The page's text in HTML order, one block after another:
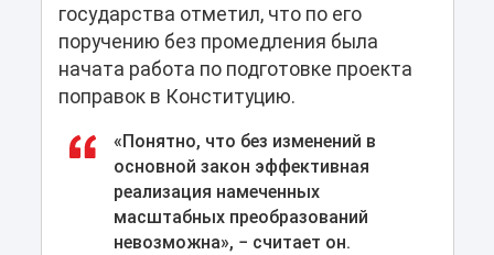
государства отметил, что по его
поручению без промедления была
начата работа по подготовке проекта
поправок в Конституцию.
«Понятно, что без изменений в
основной закон эффективная
реализация намеченных
масштабных преобразований
невозможна», − считает он.